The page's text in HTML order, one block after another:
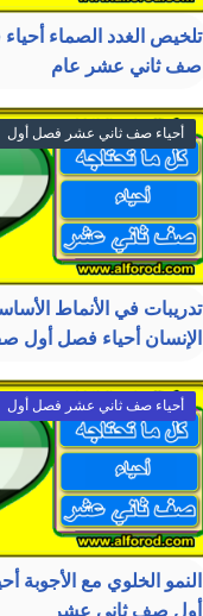
تلخيص الغدد الصماء
صف ثاني عشر عام
أحياء صف ثاني عشر فصل أول
تدريبات في الأنماط
الإنسان أحياء فصل أول
أحياء صف ثاني عشر فصل أول
النمو الخلوي مع الأجوبة
أول صف ثاني عشر